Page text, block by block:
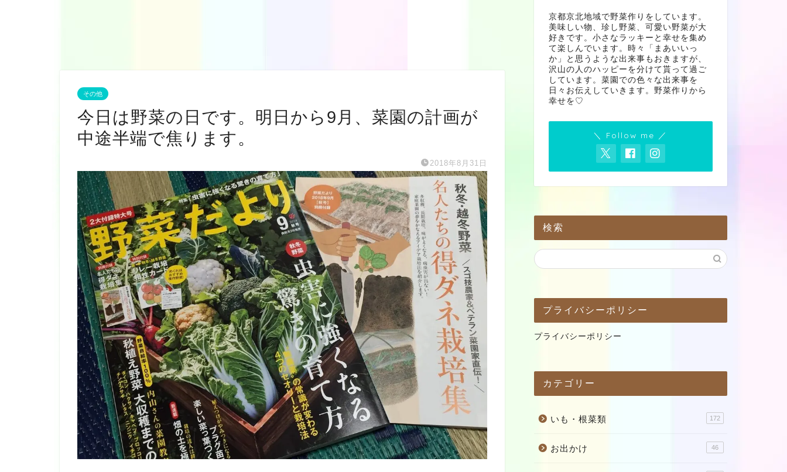
その他
今日は野菜の日です。明日から9月、菜園の計画が
中途半端で焦ります。
2018年8月31日
京都京北地域で野菜作りをしています。
美味しい物、珍し野菜、可愛い野菜が大
好きです。小さなラッキーと幸せを集め
て楽しんでいます。時々「まあいいっ
か」と思うような出来事もおきますが、
沢山の人のハッピーを分けて貰って過ご
しています。菜園での色々な出来事を
日々お伝えしていきます。野菜作りから
幸せを♡
＼ Follow me ／
検索
プライバシーポリシー
プライバシーポリシー
カテゴリー
いも・根菜類 172
お出かけ 46